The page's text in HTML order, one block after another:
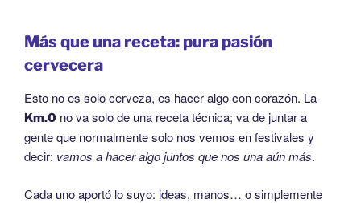
Más que una receta: pura pasión
cervecera
Esto no es solo cerveza, es hacer algo con corazón. La
Km.0 no va solo de una receta técnica; va de juntar a
gente que normalmente solo nos vemos en festivales y
decir: vamos a hacer algo juntos que nos una aún más.
Cada uno aportó lo suyo: ideas, manos… o simplemente